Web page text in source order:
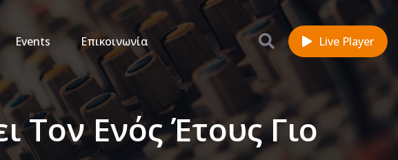
Events Επικοινωνία Live Player
Τον Ενός Έτους Γιο